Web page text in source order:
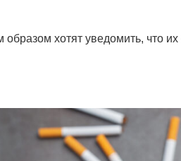
образом хотят уведомить, что